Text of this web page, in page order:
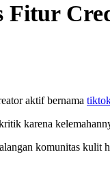
Fitur
aktif bernama
karena
komunitas kulit